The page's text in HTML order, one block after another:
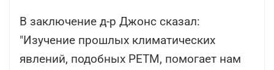
В заключение д-р Джонс сказал:
"Изучение прошлых климатических
явлений, подобных PETM, помогает нам